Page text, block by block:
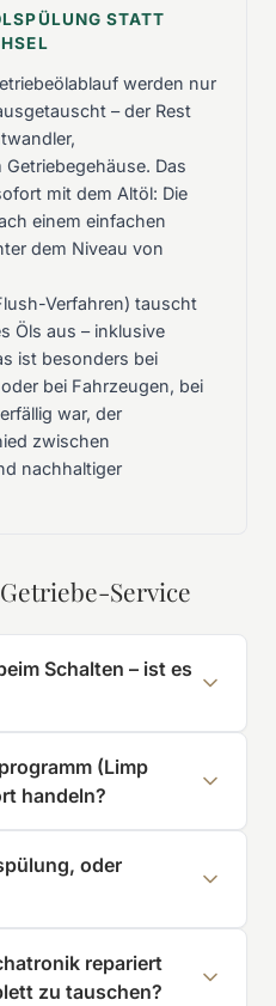
STATT
werden nur
– der Rest
Das
mit dem Altöl: Die
einem einfachen
dem Niveau von
Verfahren) tauscht
Öls aus – inklusive
ist besonders bei
bei Fahrzeugen, bei
war, der
zwischen
nachhaltiger
Service
Schalten – ist es
(Limp
handeln?
oder
repariert
zu tauschen?